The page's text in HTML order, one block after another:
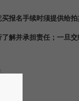
报名手续时须提供给拍
解并承担责任；一旦